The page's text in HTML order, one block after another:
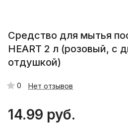
Средство для мытья
HEART 2 л (розовый, с
отдушкой)
0 Нет отзывов
14.99 руб.